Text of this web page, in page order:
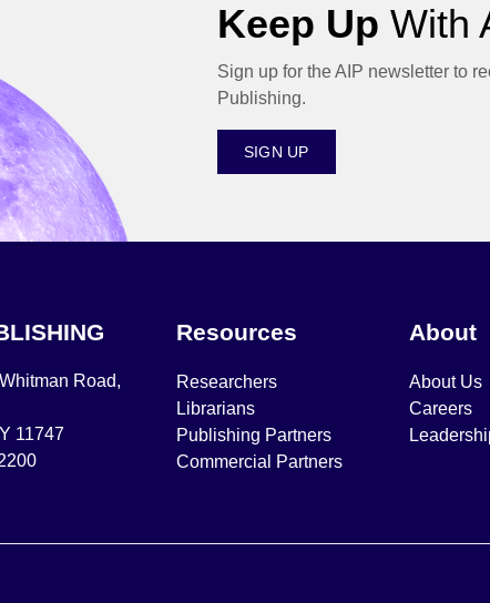
Keep Up With
Sign up for the AIP newsletter to
Publishing.
SIGN UP
Road,
11747
Resources
Researchers
Librarians
Publishing Partners
Commercial Partners
About
About Us
Careers